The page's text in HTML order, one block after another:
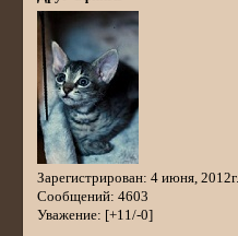
Зарегистрирован: 4 июня, 2012г.
Сообщений: 4603
Уважение: [+11/-0]